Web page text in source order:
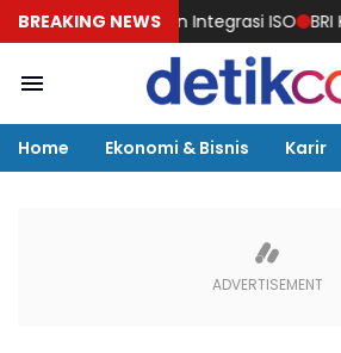
BREAKING NEWS
Integrasi ISO BRI KCP Pasar
Home Ekonomi & Bisnis Karir